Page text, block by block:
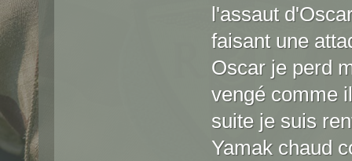
l'assaut
faisant une
Oscar je perd
vengé comme
suite je suis
Yamak chaud